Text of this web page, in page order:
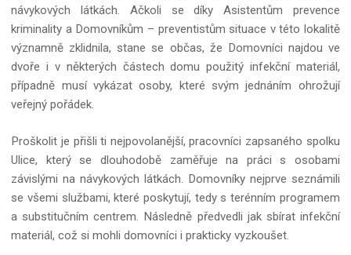
návykových látkách. Ačkoli se díky Asistentům prevence
kriminality a Domovníkům – preventistům situace v této lokalitě
významně zklidnila, stane se občas, že Domovníci najdou ve
dvoře i v některých částech domu použitý infekční materiál,
případně musí vykázat osoby, které svým jednáním ohrožují
veřejný pořádek.
Proškolit je přišli ti nejpovolanější, pracovníci zapsaného spolku
Ulice, který se dlouhodobě zaměřuje na práci s osobami
závislými na návykových látkách. Domovníky nejprve seznámili
se všemi službami, které poskytují, tedy s terénním programem
a substitučním centrem. Následně předvedli jak sbírat infekční
materiál, což si mohli domovníci i prakticky vyzkoušet.